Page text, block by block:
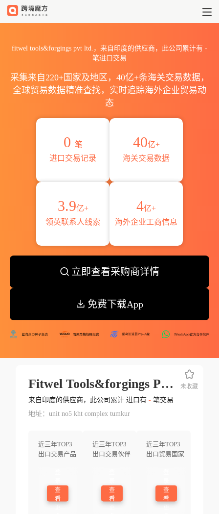
fitwel tools&forgings pvt ltd.，来自印度的供应商，此公司累计有 -
笔进口交易
采集来自220+国家及地区，40亿+条海关交易数据，
全球贸易数据精准查找，实时追踪海外企业贸易动
态
0 笔
进口交易记录
40亿+
海关交易数据
3.9亿+
领英联系人线索
4亿+
海外企业工商信息
立即查看采购商详情
免费下载App
Fitwel Tools&forgings Pvt Ltd.
来自印度的供应商，此公司累计 进口有 -笔交易
地址：unit no5 kht complex tumkur
近三年TOP3
出口交易产品
查
看
近三年TOP3
出口交易伙伴
查
看
近三年TOP3
出口贸易国家
查
看
未收藏